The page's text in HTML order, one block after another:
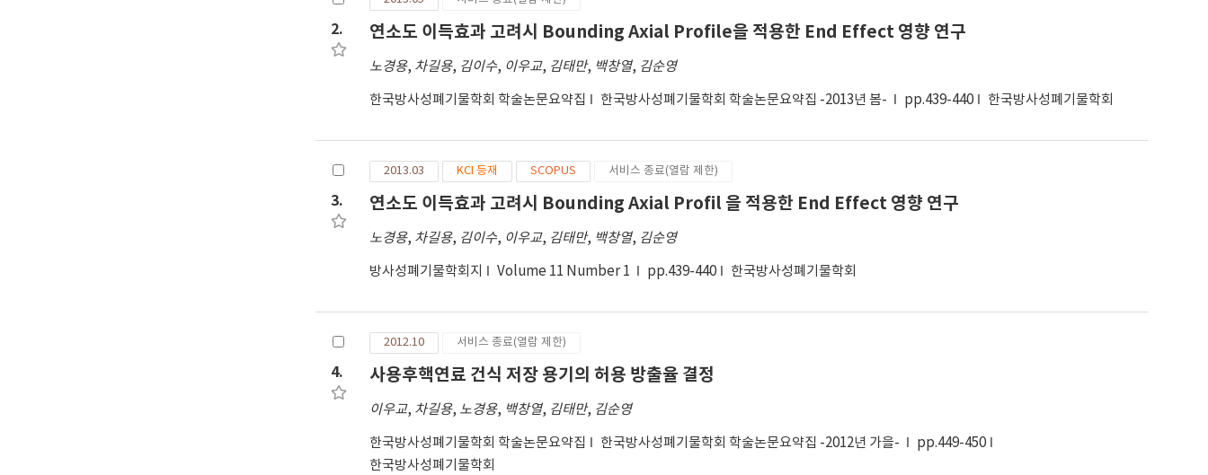
2. 연소도 이득효과 고려시 Bounding Axial Profile을 적용한 End Effect 영향 연구
노경용, 차길용, 김이수, 이우교, 김태만, 백창열, 김순영
한국방사성폐기물학회 학술논문요약집 한국방사성폐기물학회 학술논문요약집 -2013년 봄- pp.439-440 한국방사성폐기물학회
3.
2013.03 KCI 등재 SCOPUS 서비스 종료(열람 제한)
연소도 이득효과 고려시 Bounding Axial Profil 을 적용한 End Effect 영향 연구
노경용, 차길용, 김이수, 이우교, 김태만, 백창열, 김순영
방사성폐기물학회지 Volume 11 Number 1 pp.439-440 한국방사성폐기물학회
4.
2012.10 서비스 종료(열람 제한)
사용후핵연료 건식 저장 용기의 허용 방출율 결정
이우교, 차길용, 노경용, 백창열, 김태만, 김순영
한국방사성폐기물학회 학술논문요약집 한국방사성폐기물학회 학술논문요약집 -2012년 가을-
pp.449-450
한국방사성폐기물학회